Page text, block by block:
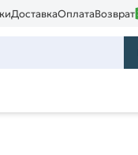
ДоставкаОплатаВозврат